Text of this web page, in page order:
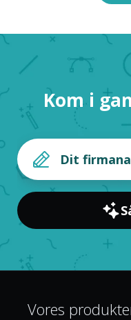
Kom i
Vores